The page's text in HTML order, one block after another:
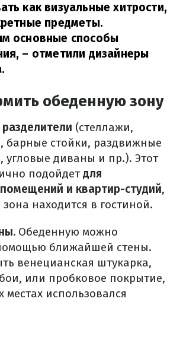
как визуальные хитрости,
предметы.
основные способы
– отметили дизайнеры
обеденную зону
(стеллажи,
барные стойки, раздвижные
угловые диваны и пр.). Этот
подойдетдля
и квартир-студий,
зона находится в гостиной.
Обеденную можно
ближайшей стены.
венецианская штукарка,
или пробковое покрытие,
местах использовался